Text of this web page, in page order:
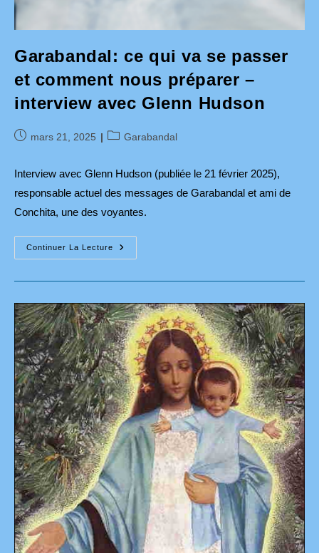
Garabandal: ce qui va se passer
et comment nous préparer –
interview avec Glenn Hudson
Publication
mars 21, 2025
PostGarabandal
Interview avec Glenn Hudson (publiée le 21 février 2025),
responsable actuel des messages de Garabandal et ami de
Conchita, une des voyantes.
Continuer La Lecture
Garabandal:
Ce
Va
Et
Comment
Nous
Préparer
–
Interview
Avec
Glenn
Hudson